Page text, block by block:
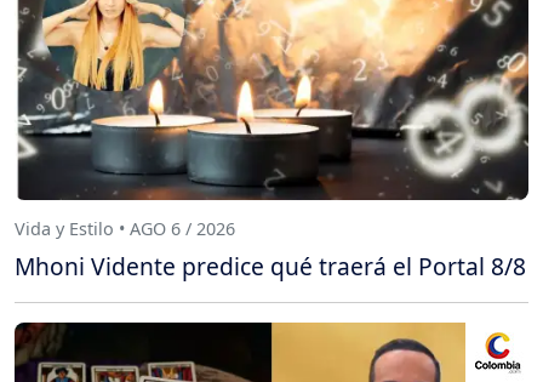
Vida y Estilo • AGO 6 / 2026
Mhoni Vidente predice qué traerá el Portal 8/8